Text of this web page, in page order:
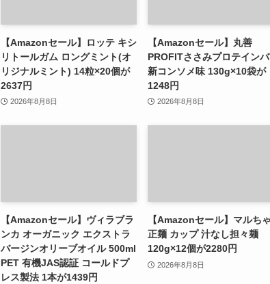
【Amazonセール】ロッテ キシ
リトールガム ロングミント(オ
リジナルミント) 14粒×20個が
2637円
2026年8月8日
【Amazonセール】丸善
PROFITささみプロテイン
新コンソメ味 130g×10袋が
1248円
2026年8月8日
【Amazonセール】ヴィラブラ
ンカ オーガニック エクストラ
バージンオリーブオイル 500ml
PET 有機JAS認証 コールドプ
レス製法 1本が1439円
【Amazonセール】マルち
正麺 カップ 汁なし担々麺
120g×12個が2280円
2026年8月8日